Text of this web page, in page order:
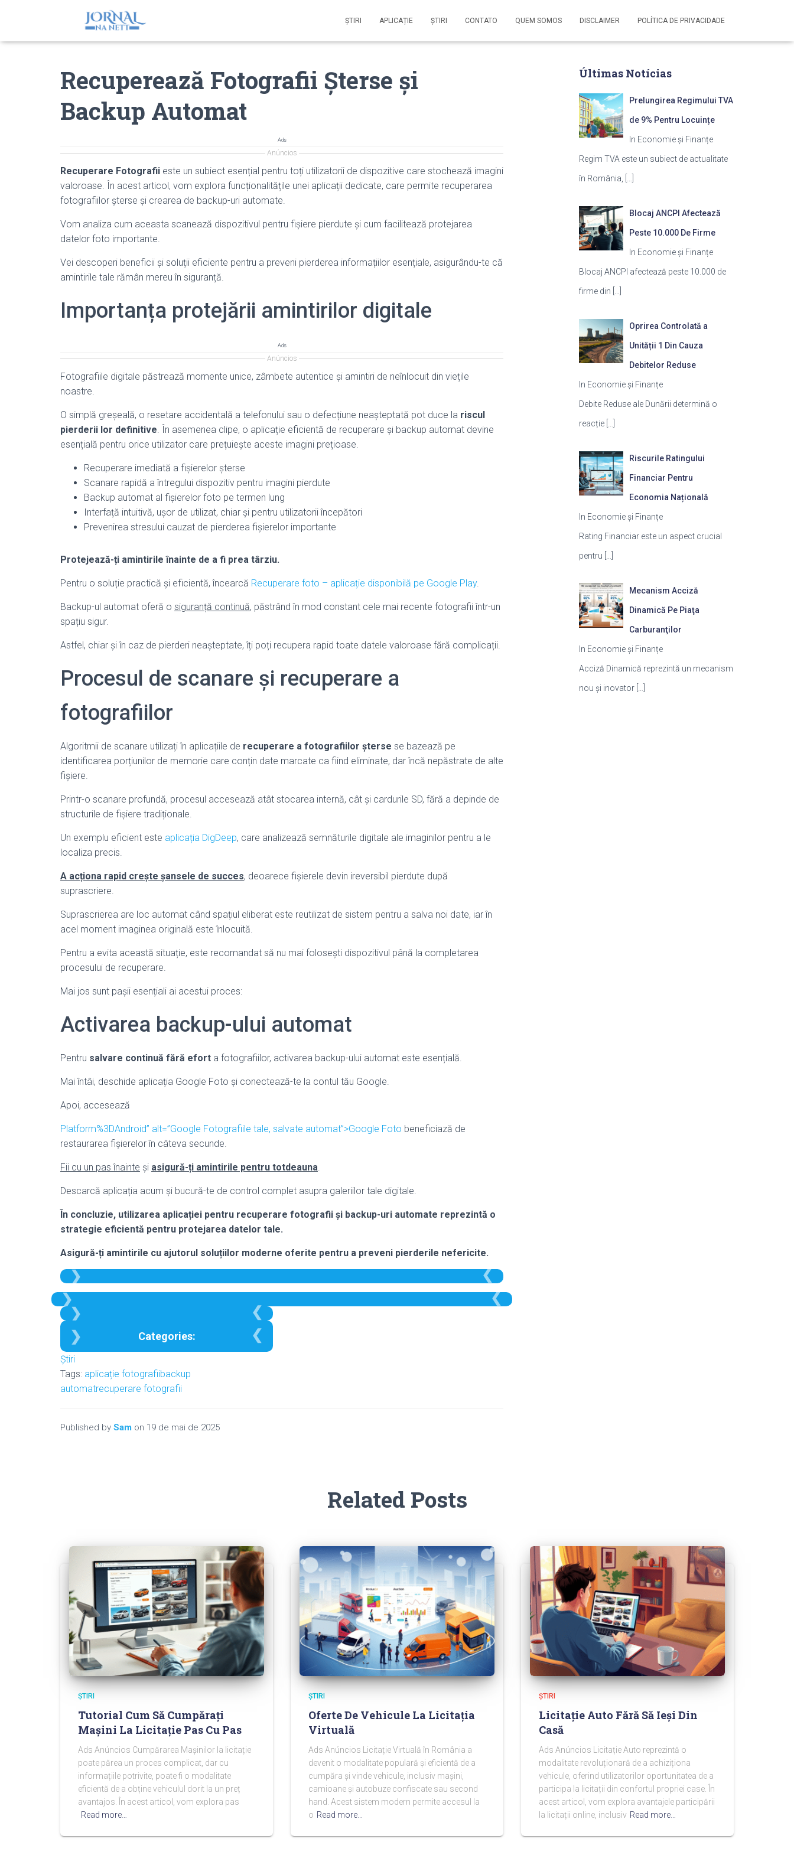
ŞTIRI APLICAȚIE ŞTIRI CONTATO QUEM SOMOS DISCLAIMER POLÍTICA DE PRIVACIDADE
Recuperează Fotografii Șterse și
Backup Automat
Ads
Anúncios
Recuperare Fotografii este un subiect esențial pentru toți utilizatorii de dispozitive care stochează imagini
valoroase. În acest articol, vom explora funcționalitățile unei aplicații dedicate, care permite recuperarea
fotografiilor șterse și crearea de backup-uri automate.
Vom analiza cum aceasta scanează dispozitivul pentru fișiere pierdute și cum facilitează protejarea
datelor foto importante.
Vei descoperi beneficii și soluții eficiente pentru a preveni pierderea informațiilor esențiale, asigurându-te că
amintirile tale rămân mereu în siguranță.
Importanța protejării amintirilor digitale
Ads
Anúncios
Fotografiile digitale păstrează momente unice, zâmbete autentice și amintiri de neînlocuit din viețile
noastre.
O simplă greșeală, o resetare accidentală a telefonului sau o defecțiune neașteptată pot duce la riscul
pierderii lor definitive. În asemenea clipe, o aplicație eficientă de recuperare și backup automat devine
esențială pentru orice utilizator care prețuiește aceste imagini prețioase.
Recuperare imediată a fișierelor șterse
Scanare rapidă a întregului dispozitiv pentru imagini pierdute
Backup automat al fișierelor foto pe termen lung
Interfață intuitivă, ușor de utilizat, chiar și pentru utilizatorii începători
Prevenirea stresului cauzat de pierderea fișierelor importante
Protejează-ți amintirile înainte de a fi prea târziu.
Pentru o soluție practică și eficientă, încearcă Recuperare foto – aplicație disponibilă pe Google Play.
Backup-ul automat oferă o siguranță continuă, păstrând în mod constant cele mai recente fotografii într-un
spațiu sigur.
Astfel, chiar și în caz de pierderi neașteptate, îți poți recupera rapid toate datele valoroase fără complicații.
Procesul de scanare și recuperare a
fotografiilor
Algoritmii de scanare utilizați în aplicațiile de recuperare a fotografiilor șterse se bazează pe
identificarea porțiunilor de memorie care conțin date marcate ca fiind eliminate, dar încă nepăstrate de alte
fișiere.
Printr-o scanare profundă, procesul accesează atât stocarea internă, cât și cardurile SD, fără a depinde de
structurile de fișiere tradiționale.
Un exemplu eficient este aplicația DigDeep, care analizează semnăturile digitale ale imaginilor pentru a le
localiza precis.
A acționa rapid crește șansele de succes, deoarece fișierele devin ireversibil pierdute după
suprascriere.
Suprascrierea are loc automat când spațiul eliberat este reutilizat de sistem pentru a salva noi date, iar în
acel moment imaginea originală este înlocuită.
Pentru a evita această situație, este recomandat să nu mai folosești dispozitivul până la completarea
procesului de recuperare.
Mai jos sunt pașii esențiali ai acestui proces:
Activarea backup-ului automat
Pentru salvare continuă fără efort a fotografiilor, activarea backup-ului automat este esențială.
Mai întâi, deschide aplicația Google Foto și conectează-te la contul tău Google.
Apoi, accesează
Platform%3DAndroid” alt=”Google Fotografiile tale, salvate automat”>Google Foto beneficiază de
restaurarea fișierelor în câteva secunde.
Fii cu un pas înainte și asigură-ți amintirile pentru totdeauna.
Descarcă aplicația acum și bucură-te de control complet asupra galeriilor tale digitale.
În concluzie, utilizarea aplicației pentru recuperare fotografii și backup-uri automate reprezintă o
strategie eficientă pentru protejarea datelor tale.
Asigură-ți amintirile cu ajutorul soluțiilor moderne oferite pentru a preveni pierderile nefericite.
Categories:
Ştiri
Tags: aplicație fotografiibackup
automatrecuperare fotografii
Published by Sam on 19 de mai de 2025
Últimas Notícias
Prelungirea Regimului TVA
de 9% Pentru Locuințe
In Economie și Finanțe
Regim TVA este un subiect de actualitate
în România,
Blocaj ANCPI Afectează
Peste 10.000 De Firme
In Economie și Finanțe
Blocaj ANCPI afectează peste 10.000 de
firme din
Oprirea Controlată a
Unității 1 Din Cauza
Debitelor Reduse
In Economie și Finanțe
Debite Reduse ale Dunării determină o
reacție
Riscurile Ratingului
Financiar Pentru
Economia Națională
In Economie și Finanțe
Rating Financiar este un aspect crucial
pentru
Mecanism Acciză
Dinamică Pe Piaţa
Carburanţilor
In Economie și Finanțe
Acciză Dinamică reprezintă un mecanism
nou și inovator
Related Posts
ŞTIRI
Tutorial Cum Să Cumpărați
Mașini La Licitație Pas Cu Pas
Ads Anúncios Cumpărarea Mașinilor la licitație
poate părea un proces complicat, dar cu
informațiile potrivite, poate fi o modalitate
eficientă de a obține vehiculul dorit la un preț
avantajos. În acest articol, vom explora pas
Read more…
ŞTIRI
Oferte De Vehicule La Licitația
Virtuală
Ads Anúncios Licitație Virtuală în România a
devenit o modalitate populară și eficientă de a
cumpăra și vinde vehicule, inclusiv mașini,
camioane și autobuze confiscate sau second
hand. Acest sistem modern permite accesul la
o Read more…
ŞTIRI
Licitație Auto Fără Să Ieși Din
Casă
Ads Anúncios Licitație Auto reprezintă o
modalitate revoluționară de a achiziționa
vehicule, oferind utilizatorilor oportunitatea de a
participa la licitații din confortul propriei case. În
acest articol, vom explora avantajele participării
la licitații online, inclusiv Read more…